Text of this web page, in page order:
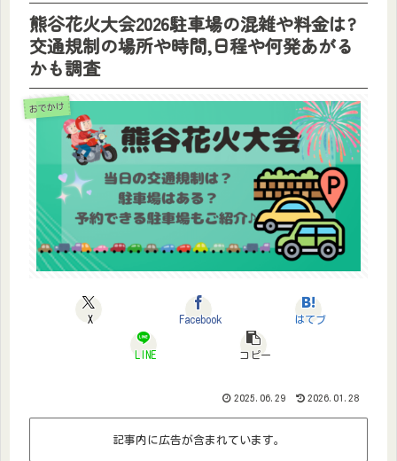
熊谷花火大会2026駐車場の混雑や料金は?
交通規制の場所や時間,日程や何発あがる
かも調査
おでかけ
X Facebook はてブ
LINE コピー
2025.06.29 2026.01.28
記事内に広告が含まれています。